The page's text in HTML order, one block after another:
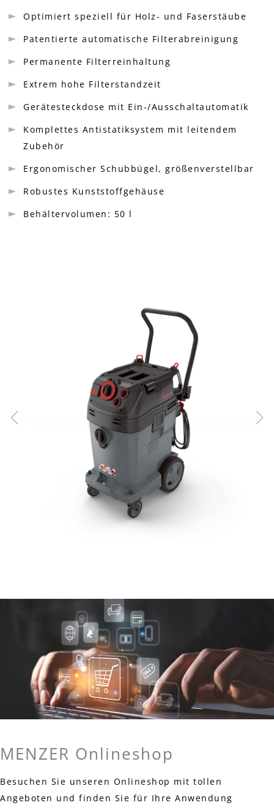
Optimiert speziell für Holz- und Faserstäube
Patentierte automatische Filterabreinigung
Permanente Filterreinhaltung
Extrem hohe Filterstandzeit
Gerätesteckdose mit Ein-/Ausschaltautomatik
Komplettes Antistatiksystem mit leitendem
Zubehör
Ergonomischer Schubbügel, größenverstellbar
Robustes Kunststoffgehäuse
Behältervolumen: 50 l
MENZER Onlineshop
Besuchen Sie unseren Onlineshop mit tollen
Angeboten und finden Sie für Ihre Anwendung